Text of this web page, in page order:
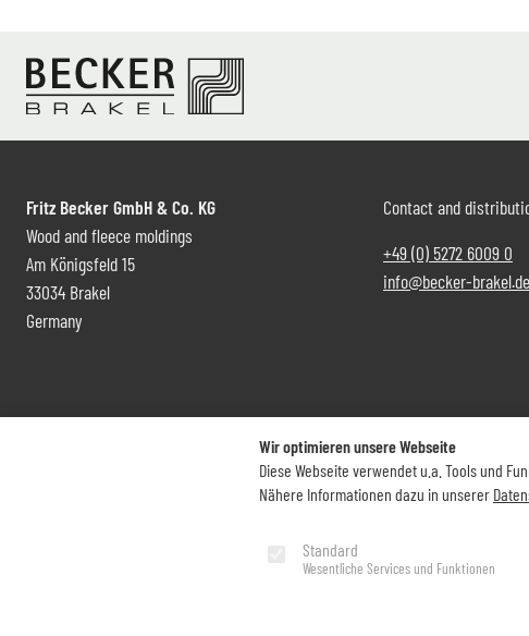
Fritz Becker GmbH & Co. KG
Wood and fleece moldings
Am Königsfeld 15
33034 Brakel
Germany
Contact and
+49 (0) 5272 6009 0
info@becker-brakel.de
Wir optimieren unsere Webseite
Diese Webseite verwendet u.a. Tools und
Nähere Informationen dazu in unserer
Standard
Wesentliche Services und Funktionen